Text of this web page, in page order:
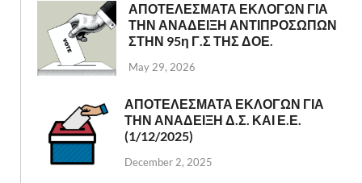
ΑΠΟΤΕΛΕΣΜΑΤΑ ΕΚΛΟΓΩΝ ΓΙΑ
ΤΗΝ ΑΝΑΔΕΙΞΗ ΑΝΤΙΠΡΟΣΩΠΩΝ
ΣΤΗΝ 95η Γ.Σ ΤΗΣ ΔΟΕ.
May 29, 2026
ΑΠΟΤΕΛΕΣΜΑΤΑ ΕΚΛΟΓΩΝ ΓΙΑ
ΤΗΝ ΑΝΑΔΕΙΞΗ Δ.Σ. ΚΑΙ Ε.Ε.
(1/12/2025)
December 2, 2025